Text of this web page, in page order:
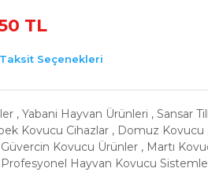
TL
Taksit Seçenekleri
, Yabani Hayvan Ürünleri , Sansar
Kovucu Cihazlar , Domuz Kovucu
Güvercin Kovucu Ürünler , Martı
Profesyonel Hayvan Kovucu